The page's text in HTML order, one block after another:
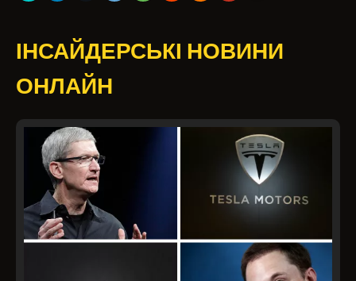
ІНСАЙДЕРСЬКІ НОВИНИ
ОНЛАЙН